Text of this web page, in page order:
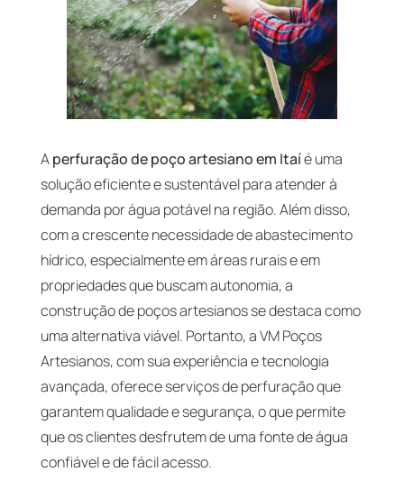
Aperfuração de poço artesiano em Itaíé uma
solução eficiente e sustentável para atender à
demanda por água potável na região. Além disso,
com a crescente necessidade de abastecimento
hídrico, especialmente em áreas rurais e em
propriedades que buscam autonomia, a
construção de poços artesianos se destaca como
uma alternativa viável. Portanto, a VM Poços
Artesianos, com sua experiência e tecnologia
avançada, oferece serviços de perfuração que
garantem qualidade e segurança, o que permite
que os clientes desfrutem de uma fonte de água
confiável e de fácil acesso.